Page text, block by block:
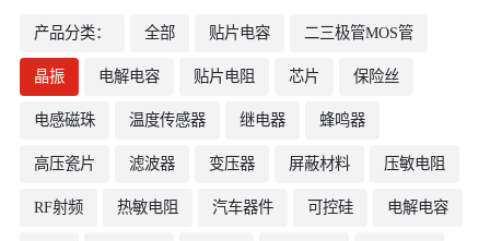
产品分类： 全部 贴片电容 二三极管MOS管
晶振 电解电容 贴片电阻 芯片 保险丝
电感磁珠 温度传感器 继电器 蜂鸣器
高压瓷片 滤波器 变压器 屏蔽材料 压敏电阻
RF射频 热敏电阻 汽车器件 可控硅 电解电容